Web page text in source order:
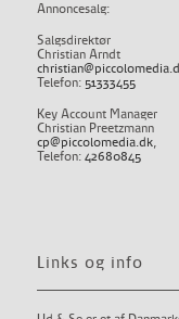
Annoncesalg:
Salgsdirektør
Christian Arndt
Telefon: 51333455
Key Account Manager
Christian Preetzmann
cp@piccolomedia.dk,
Telefon: 42680845
Links og info